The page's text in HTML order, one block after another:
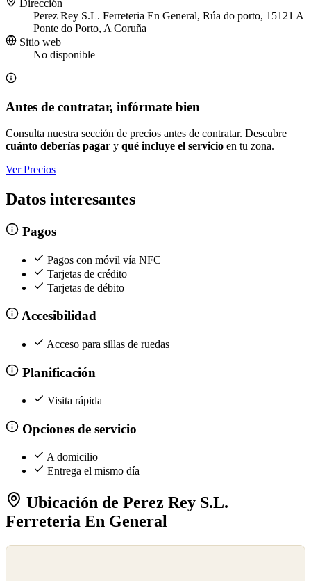
Dirección
Perez Rey S.L. Ferreteria En General, Rúa do porto, 15121 A
Ponte do Porto, A Coruña
Sitio web
No disponible
Antes de contratar, infórmate bien
Consulta nuestra sección de precios antes de contratar. Descubre
cuánto deberías pagar y qué incluye el servicio en tu zona.
Ver Precios
Datos interesantes
Pagos
Pagos con móvil vía NFC
Tarjetas de crédito
Tarjetas de débito
Accesibilidad
Acceso para sillas de ruedas
Planificación
Visita rápida
Opciones de servicio
A domicilio
Entrega el mismo día
Ubicación de Perez Rey S.L.
Ferreteria En General